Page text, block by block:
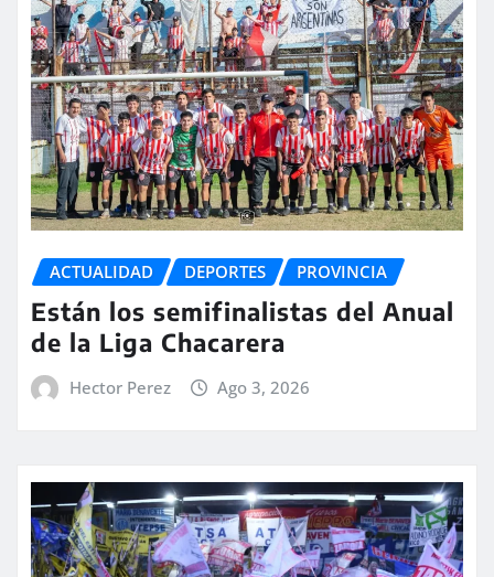
ACTUALIDAD DEPORTES PROVINCIA
Están los semifinalistas del Anual
de la Liga Chacarera
Hector Perez Ago 3, 2026